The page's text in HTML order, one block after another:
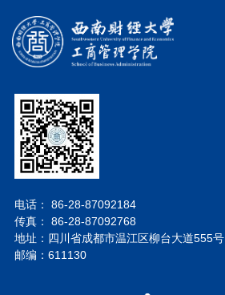
电话： 86-28-87092184
传真： 86-28-87092768
地址：四川省成都市温江区柳台大道555号
邮编：611130